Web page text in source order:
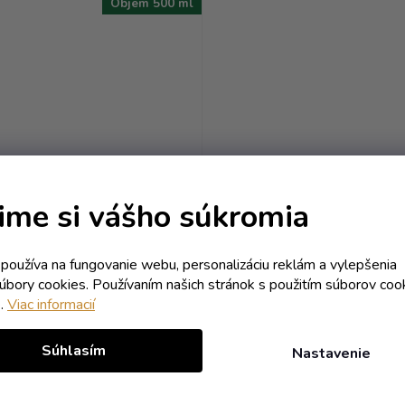
si vášho súkromia
na fungovanie webu, personalizáciu reklám a vylepšenia
cookies. Používaním našich stránok s použitím súborov
Viac informacií
Nastavenie
Súhlasím
2 s lístkami chránená
(zákazková výroba)
9,36 € vrátane DPH
7,61 €
DETAIL
Objem 500 ml